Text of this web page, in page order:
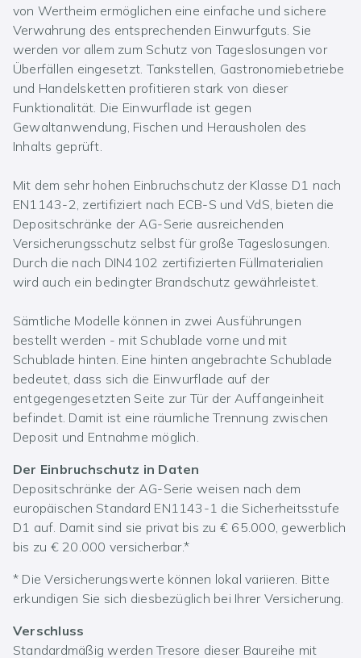
von Wertheim ermöglichen eine einfache und sichere
Verwahrung des entsprechenden Einwurfguts. Sie
werden vor allem zum Schutz von Tageslosungen vor
Überfällen eingesetzt. Tankstellen, Gastronomiebetriebe
und Handelsketten profitieren stark von dieser
Funktionalität. Die Einwurflade ist gegen
Gewaltanwendung, Fischen und Herausholen des
Inhalts geprüft.
Mit dem sehr hohen Einbruchschutz der Klasse D1 nach
EN1143-2, zertifiziert nach ECB-S und VdS, bieten die
Depositschränke der AG-Serie ausreichenden
Versicherungsschutz selbst für große Tageslosungen.
Durch die nach DIN4102 zertifizierten Füllmaterialien
wird auch ein bedingter Brandschutz gewährleistet.
Sämtliche Modelle können in zwei Ausführungen
bestellt werden - mit Schublade vorne und mit
Schublade hinten. Eine hinten angebrachte Schublade
bedeutet, dass sich die Einwurflade auf der
entgegengesetzten Seite zur Tür der Auffangeinheit
befindet. Damit ist eine räumliche Trennung zwischen
Deposit und Entnahme möglich.
Der Einbruchschutz in Daten
Depositschränke der AG-Serie weisen nach dem
europäischen Standard EN1143-1 die Sicherheitsstufe
D1 auf. Damit sind sie privat bis zu € 65.000, gewerblich
bis zu € 20.000 versicherbar.*
* Die Versicherungswerte können lokal variieren. Bitte
erkundigen Sie sich diesbezüglich bei Ihrer Versicherung.
Verschluss
Standardmäßig werden Tresore dieser Baureihe mit